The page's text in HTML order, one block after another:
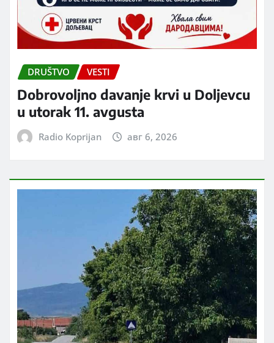
DRUŠTVO VESTI
Dobrovoljno davanje krvi u Doljevcu
u utorak 11. avgusta
Radio Koprijan авг 6, 2026